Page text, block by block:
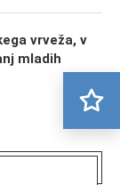
vrveža, v
mladih